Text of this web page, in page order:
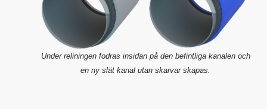
Under reliningen fodras insidan på den befintliga kanalen och
en ny slät kanal utan skarvar skapas.